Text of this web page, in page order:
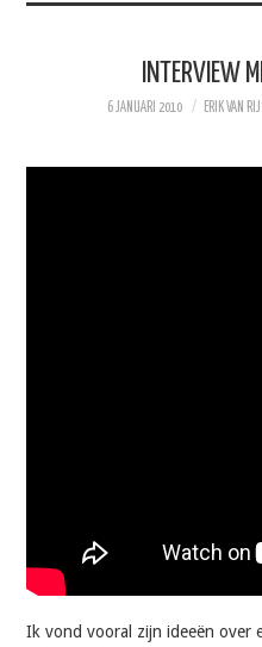
INTERVIEW
6 JANUARI 2010 ERIK VAN
Ik vond vooral zijn ideeën over